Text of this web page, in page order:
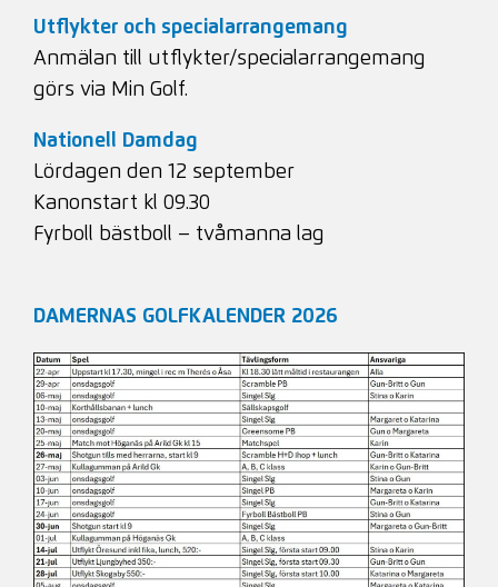
Utflykter och specialarrangemang
Anmälan till utflykter/specialarrangemang
görs via Min Golf.
Nationell Damdag
Lördagen den 12 september
Kanonstart kl 09.30
Fyrboll bästboll – tvåmanna lag
DAMERNAS GOLFKALENDER 2026